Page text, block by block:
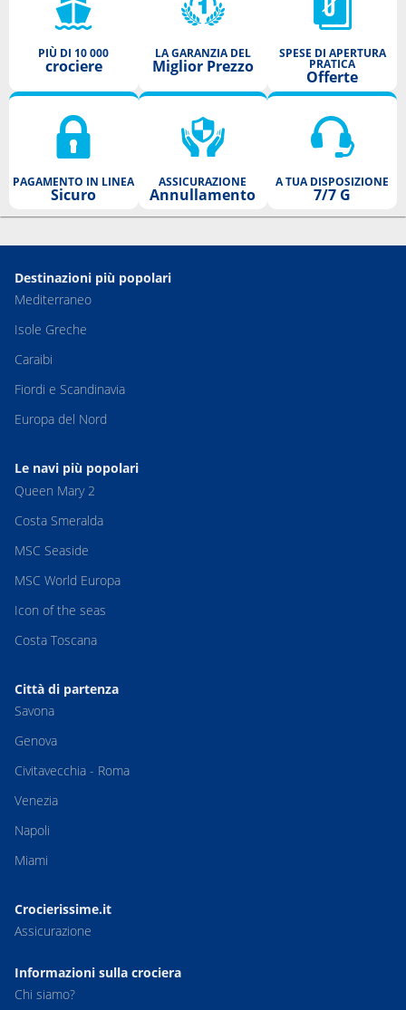
PIÙ DI 10 000
crociere
LA GARANZIA DEL
Miglior Prezzo
SPESE DI APERTURA
PRATICA
Offerte
PAGAMENTO IN LINEA
Sicuro
ASSICURAZIONE
Annullamento
A TUA DISPOSIZIONE
7/7 G
Destinazioni più popolari
Mediterraneo
Isole Greche
Caraibi
Fiordi e Scandinavia
Europa del Nord
Le navi più popolari
Queen Mary 2
Costa Smeralda
MSC Seaside
MSC World Europa
Icon of the seas
Costa Toscana
Città di partenza
Savona
Genova
Civitavecchia - Roma
Venezia
Napoli
Miami
Crocierissime.it
Assicurazione
Informazioni sulla crociera
Chi siamo?